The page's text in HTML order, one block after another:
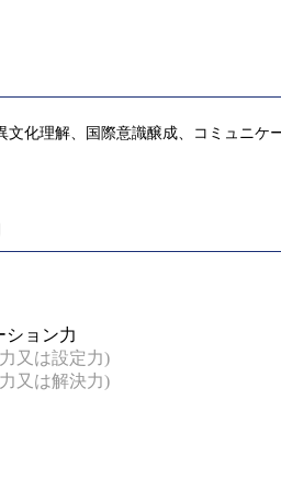
文化理解、国際意識醸成、コミュニケ
ション力
又は設定力)
又は解決力)